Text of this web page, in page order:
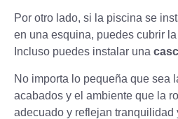
Por otro lado, si la piscina se
en una esquina, puedes cubrir
Incluso puedes instalar una
No importa lo pequeña que sea
acabados y el ambiente que la
adecuado y reflejan tranquilidad